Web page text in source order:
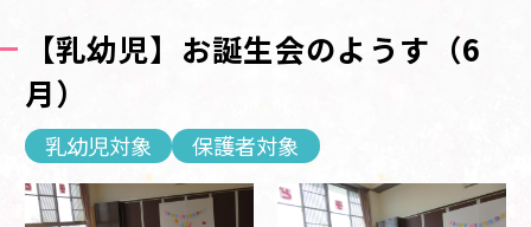
【乳幼児】お誕生会のようす（6
月）
乳幼児対象 保護者対象